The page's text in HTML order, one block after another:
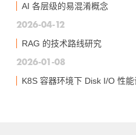
AI 各层级的易混淆概念
2026-04-12
RAG 的技术路线研究
2026-01-08
K8S 容器环境下 Disk I/O 性